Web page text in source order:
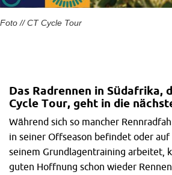
Foto // CT Cycle Tour​
Das Radrennen in Südafrika,
Cycle Tour, geht in die
Während sich so mancher
in seiner Offseason befindet oder auf
seinem Grundlagentraining arbeitet,
guten Hoffnung schon wieder